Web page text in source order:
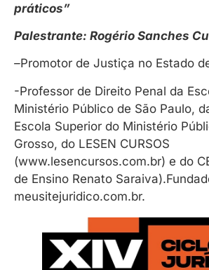
práticos”
Palestrante: Rogério Sanches
–Promotor de Justiça no Estado
-Professor de Direito Penal da
Ministério Público de São Paulo,
Escola Superior do Ministério
Grosso, do LESEN CURSOS
(www.lesencursos.com.br) e do
de Ensino Renato
meusitejuridico.com.br.